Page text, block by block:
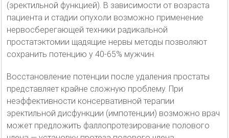
(эректильной функцией). В зависимости от возраста
пациента и стадии опухоли возможно применение
нервосберегающей техники радикальной
простатэктомии щадящие нервы методы позволяют
сохранить потенцию у 40-65% мужчин.
Восстановление потенции после удаления простаты
представляет крайне сложную проблему. При
неэффективности консервативной терапии
эректильной дисфункции (импотенции) возможно врач
может предложить фаллопротезирование полового